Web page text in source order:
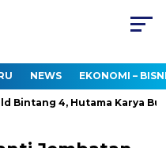
NEWS EKONOMI –
4, Hutama Karya